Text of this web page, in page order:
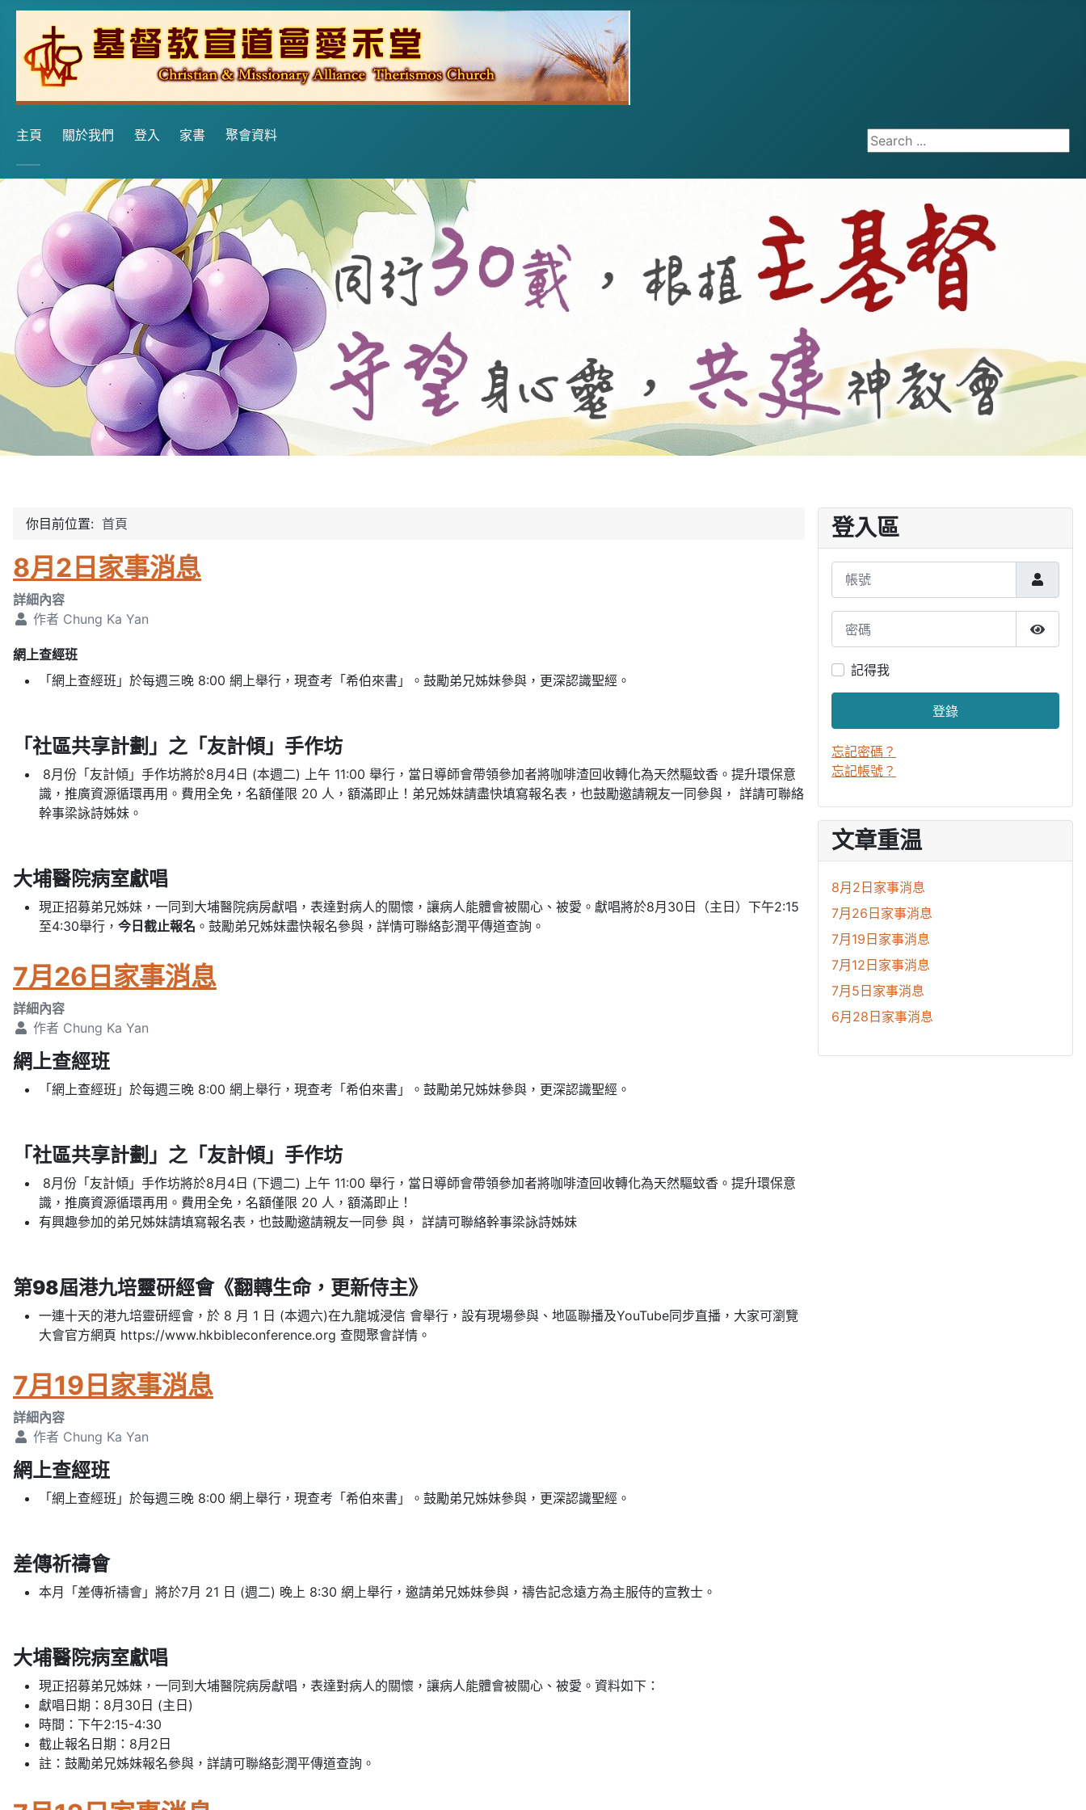
主頁 關於我們 登入 家書 聚會資料 Search ...
你目前位置: 首頁
8月2日家事消息
詳細內容
作者 Chung Ka Yan
網上查經班
「網上查經班」於每週三晚 8:00 網上舉行，現查考「希伯來書」。鼓勵弟兄姊妹參與，更深認識聖經。
「社區共享計劃」之「友計傾」手作坊
8月份「友計傾」手作坊將於8月4日 (本週二) 上午 11:00 舉行，當日導師會帶領參加者將咖啡渣回收轉化為天然驅蚊香。提升環保意
識，推廣資源循環再用。費用全免，名額僅限 20 人，額滿即止！弟兄姊妹請盡快填寫報名表，也鼓勵邀請親友一同參與， 詳請可聯絡
幹事梁詠詩姊妹。
大埔醫院病室獻唱
現正招募弟兄姊妹，一同到大埔醫院病房獻唱，表達對病人的關懷，讓病人能體會被關心、被愛。獻唱將於8月30日（主日）下午2:15
至4:30舉行， 今日截止報名 。鼓勵弟兄姊妹盡快報名參與，詳情可聯絡彭潤平傳道查詢。
7月26日家事消息
詳細內容
作者 Chung Ka Yan
網上查經班
「網上查經班」於每週三晚 8:00 網上舉行，現查考「希伯來書」。鼓勵弟兄姊妹參與，更深認識聖經。
「社區共享計劃」之「友計傾」手作坊
8月份「友計傾」手作坊將於8月4日 (下週二) 上午 11:00 舉行，當日導師會帶領參加者將咖啡渣回收轉化為天然驅蚊香。提升環保意
識，推廣資源循環再用。費用全免，名額僅限 20 人，額滿即止！
有興趣參加的弟兄姊妹請填寫報名表，也鼓勵邀請親友一同參 與， 詳請可聯絡幹事梁詠詩姊妹
第98屆港九培靈研經會《翻轉生命，更新侍主》
一連十天的港九培靈研經會，於 8 月 1 日 (本週六)在九龍城浸信 會舉行，設有現場參與、地區聯播及YouTube同步直播，大家可瀏覽
大會官方網頁 https://www.hkbibleconference.org 查閱聚會詳情。
7月19日家事消息
詳細內容
作者 Chung Ka Yan
網上查經班
「網上查經班」於每週三晚 8:00 網上舉行，現查考「希伯來書」。鼓勵弟兄姊妹參與，更深認識聖經。
差傳祈禱會
本月「差傳祈禱會」將於7月 21 日 (週二) 晚上 8:30 網上舉行，邀請弟兄姊妹參與，禱告記念遠方為主服侍的宣教士。
大埔醫院病室獻唱
現正招募弟兄姊妹，一同到大埔醫院病房獻唱，表達對病人的關懷，讓病人能體會被關心、被愛。資料如下：
獻唱日期：8月30日 (主日)
時間：下午2:15-4:30
截止報名日期：8月2日
註：鼓勵弟兄姊妹報名參與，詳請可聯絡彭潤平傳道查詢。
登入區
帳號
密碼
顯示密
記得我
登錄
忘記密碼？
忘記帳號？
文章重温
8月2日家事消息
7月26日家事消息
7月19日家事消息
7月12日家事消息
7月5日家事消息
6月28日家事消息